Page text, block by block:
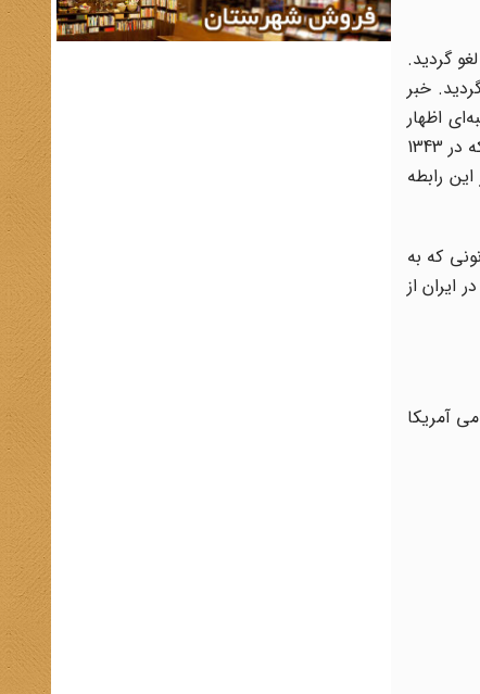
نهایی لغو گردید.
خبر
وی روز 22 اردیبهشت در مصاحبه‌ای اظهار
داشت : «ما خود را درگیر اختلاف میان دو ابرقدرت نمی‌کنیم و بی‌طرفی مثبت را پی می‌گیریم و در این مسیر قرارداد کاپیتولاسیون را که در 1343
زیرا شرایط جدید را مناسب آن نمی‌دانیم.»(21) روزنامه اطلاعات نیز در 24 اردیبهشت 1358 در این رابطه
1343 را تصویب کرد. متن قانونی که به
آمریکا در ایران از
مستشاران نظامی آمریکا